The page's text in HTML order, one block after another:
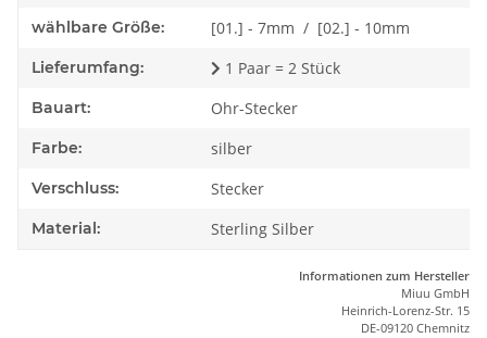
wählbare Größe: [01.] - 7mm / [02.] - 10mm
Lieferumfang: 1 Paar = 2 Stück
Bauart: Ohr-Stecker
Farbe: silber
Verschluss: Stecker
Material: Sterling Silber
Informationen zum Hersteller
Miuu GmbH
Heinrich-Lorenz-Str. 15
DE-09120 Chemnitz